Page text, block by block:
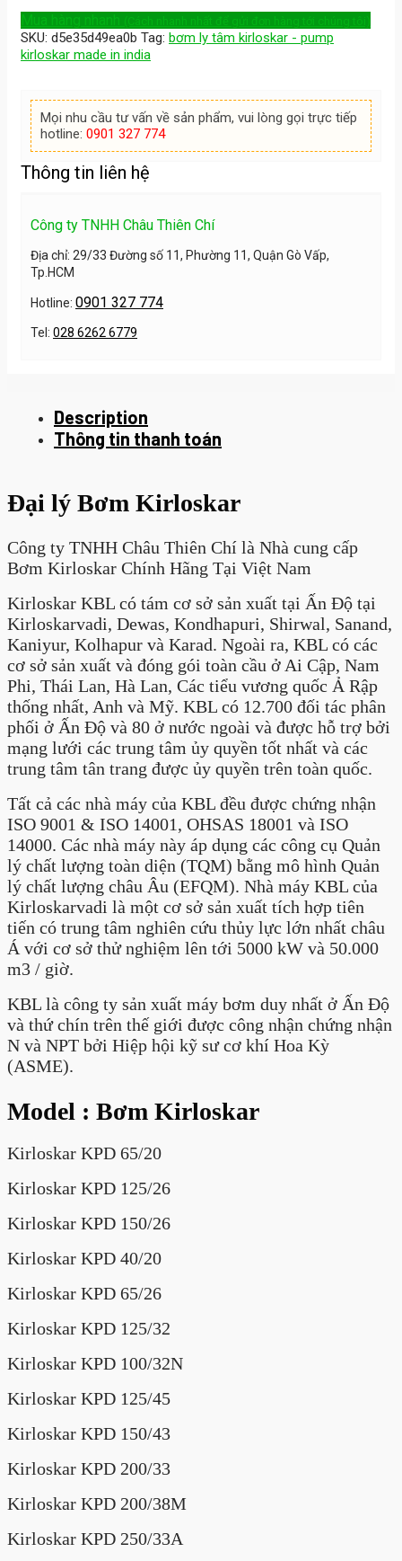
Mua hàng nhanh (Cách nhanh nhất để gửi đơn hàng tới chúng tôi)
SKU: d5e35d49ea0b Tag: bơm ly tâm kirloskar - pump
kirloskar made in india
Mọi nhu cầu tư vấn về sản phẩm, vui lòng gọi trực tiếp
hotline: 0901 327 774
Thông tin liên hệ
Công ty TNHH Châu Thiên Chí
Địa chỉ: 29/33 Đường số 11, Phường 11, Quận Gò Vấp,
Tp.HCM
Hotline: 0901 327 774
Tel: 028 6262 6779
Description
Thông tin thanh toán
Đại lý Bơm Kirloskar
Công ty TNHH Châu Thiên Chí là Nhà cung cấp
Bơm Kirloskar Chính Hãng Tại Việt Nam
Kirloskar KBL có tám cơ sở sản xuất tại Ấn Độ tại
Kirloskarvadi, Dewas, Kondhapuri, Shirwal, Sanand,
Kaniyur, Kolhapur và Karad. Ngoài ra, KBL có các
cơ sở sản xuất và đóng gói toàn cầu ở Ai Cập, Nam
Phi, Thái Lan, Hà Lan, Các tiểu vương quốc Ả Rập
thống nhất, Anh và Mỹ. KBL có 12.700 đối tác phân
phối ở Ấn Độ và 80 ở nước ngoài và được hỗ trợ bởi
mạng lưới các trung tâm ủy quyền tốt nhất và các
trung tâm tân trang được ủy quyền trên toàn quốc.
Tất cả các nhà máy của KBL đều được chứng nhận
ISO 9001 & ISO 14001, OHSAS 18001 và ISO
14000. Các nhà máy này áp dụng các công cụ Quản
lý chất lượng toàn diện (TQM) bằng mô hình Quản
lý chất lượng châu Âu (EFQM). Nhà máy KBL của
Kirloskarvadi là một cơ sở sản xuất tích hợp tiên
tiến có trung tâm nghiên cứu thủy lực lớn nhất châu
Á với cơ sở thử nghiệm lên tới 5000 kW và 50.000
m3 / giờ.
KBL là công ty sản xuất máy bơm duy nhất ở Ấn Độ
và thứ chín trên thế giới được công nhận chứng nhận
N và NPT bởi Hiệp hội kỹ sư cơ khí Hoa Kỳ
(ASME).
Model : Bơm Kirloskar
Kirloskar KPD 65/20
Kirloskar KPD 125/26
Kirloskar KPD 150/26
Kirloskar KPD 40/20
Kirloskar KPD 65/26
Kirloskar KPD 125/32
Kirloskar KPD 100/32N
Kirloskar KPD 125/45
Kirloskar KPD 150/43
Kirloskar KPD 200/33
Kirloskar KPD 200/38M
Kirloskar KPD 250/33A